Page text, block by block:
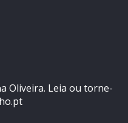
Oliveira. Leia ou torne-